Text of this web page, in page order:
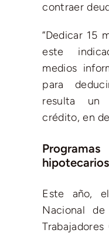
contraer
“Dedicar 15
este
medios
para
resulta un
crédito, en
hipotecarios
Este año,
Nacional